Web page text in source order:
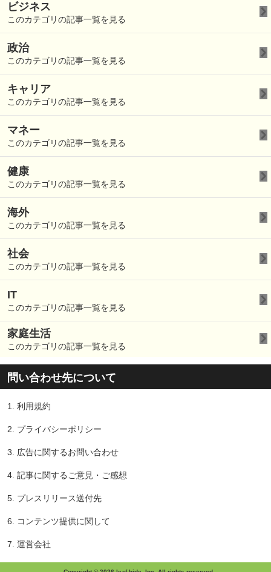
ビジネス
このカテゴリの記事一覧を見る
政治
このカテゴリの記事一覧を見る
キャリア
このカテゴリの記事一覧を見る
マネー
このカテゴリの記事一覧を見る
健康
このカテゴリの記事一覧を見る
海外
このカテゴリの記事一覧を見る
社会
このカテゴリの記事一覧を見る
IT
このカテゴリの記事一覧を見る
家庭生活
このカテゴリの記事一覧を見る
問い合わせ先について
1. 利用規約
2. プライバシーポリシー
3. 広告に関するお問い合わせ
4. 記事に関するご意見・ご感想
5. プレスリリース送付先
6. コンテンツ提供に関して
7. 運営会社